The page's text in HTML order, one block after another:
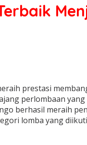
prestasi
perlombaan
berhasil meraih
lomba yang